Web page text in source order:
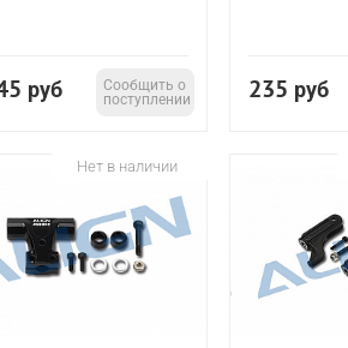
руб
Сообщить о
поступлении
235 руб
Нет в наличии